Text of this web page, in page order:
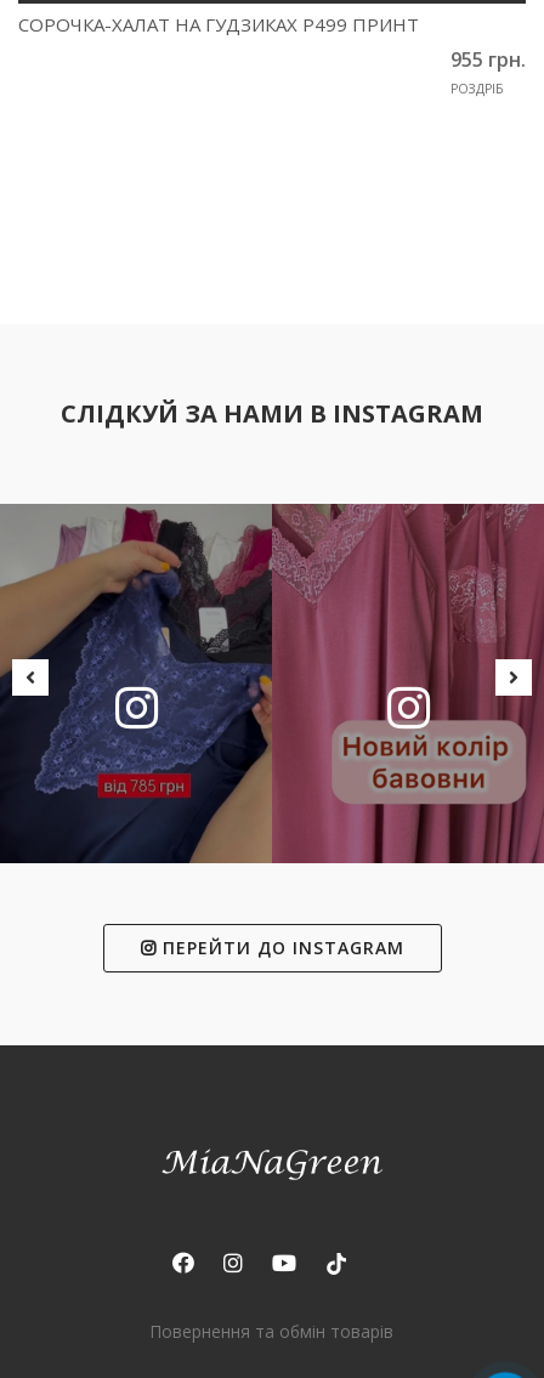
СОРОЧКА-ХАЛАТ НА ГУДЗИКАХ Р499 ПРИНТ
955 грн.
РОЗДРІБ
СЛІДКУЙ ЗА НАМИ В INSTAGRAM
ПЕРЕЙТИ ДО INSTAGRAM
Повернення та обмін товарів